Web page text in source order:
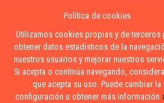
INFORMACIÓN SOBRE LA TIENDA
ZONA-PISCINA|
Política de cookies
Utilizamos cookies propias y de terceros
obtener datos estadísticos de la
nuestros usuarios y mejorar nuestros
Si acepta o continúa navegando,
que acepta su uso. Puede cambiar la
configuración u obtener más información